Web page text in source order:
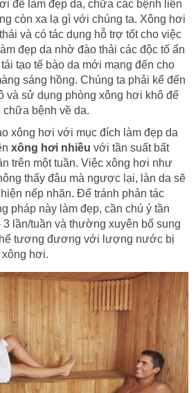
để làm đẹp da, chữa các bệnh liên
còn xa lạ gì với chúng ta. Xông hơi
và có tác dụng hỗ trợ tốt cho việc
đẹp da nhờ đào thải các độc tố ẩn
tạo tế bào da mới mang đến cho
sáng hồng. Chúng ta phải kể đến
và sử dụng phòng xông hơi khô để
chữa bệnh về da.
xông hơi với mục đích làm đẹp da
xông hơi nhiều với tần suất bất
trên một tuần. Việc xông hơi như
thấy đâu mà ngược lại, làn da sẽ
nếp nhăn. Để tránh phản tác
pháp này làm đẹp, cần chú ý tần
lần/tuần và thường xuyên bổ sung
tương đương với lượng nước bị
xông hơi.